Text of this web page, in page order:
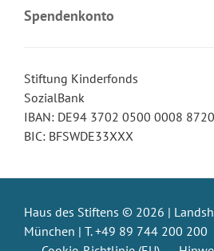
Spendenkonto
Stiftung Kinderfonds
SozialBank
IBAN: DE94 3702 0500 0008
BIC: BFSWDE33XXX
Haus des Stiftens © 2026 |
München | T. +49 89 744 200 200